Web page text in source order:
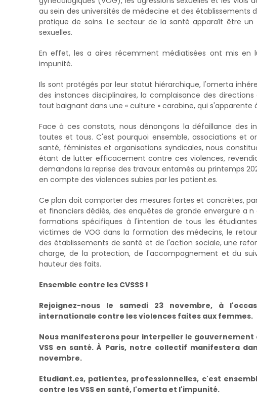
au sein des universités de médecine et des
pratique de soins. Le secteur de la santé apparaît être
sexuelles.
En effet, les a aires récemment médiatisées ont mis en
impunité.
Ils sont protégés par leur statut hiérarchique, l'omerta
des instances disciplinaires, la complaisance des
tout baignant dans une « culture » carabine, qui s'apparente
Face à ces constats, nous dénonçons la défaillance des
toutes et tous. C'est pourquoi ensemble, associations et
santé, féministes et organisations syndicales, nous
étant de lutter efficacement contre ces violences,
demandons la reprise des travaux entamés au printemps
en compte des violences subies par les patient.es.
Ce plan doit comporter des mesures fortes et concrètes,
et financiers dédiés, des enquêtes de grande envergure a
formations spécifiques à l'intention de tous les
victimes de VOG dans la formation des médecins, le
des établissements de santé et de l'action sociale, une
charge, de la protection, de l'accompagnement et du
hauteur des faits.
Ensemble contre les CVSSS !
Rejoignez-nous le samedi 23 novembre, à
internationale contre les violences faites aux femmes.
Nous manifesterons pour interpeller le
VSS en santé. À Paris, notre collectif manifestera
novembre.
Etudiant.es, patientes, professionnelles, c'est
contre les VSS en santé, l'omerta et l'impunité.